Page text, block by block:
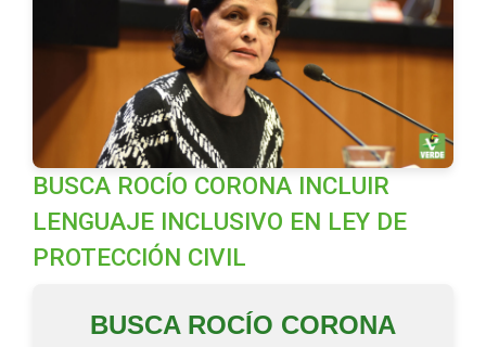
BUSCA ROCÍO CORONA INCLUIR
LENGUAJE INCLUSIVO EN LEY DE
PROTECCIÓN CIVIL
BUSCA ROCÍO CORONA